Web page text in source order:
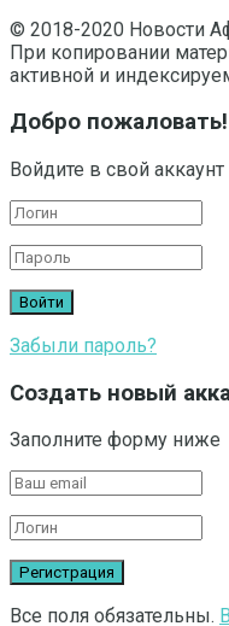
© 2018-2020 Новости
При копировании
активной и
Добро пожаловать!
Войдите в свой аккаунт
Забыли пароль?
Создать новый
Заполните форму ниже
Все поля обязательны.